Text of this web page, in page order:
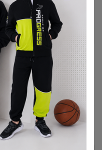
6.7K
~ 7 дней
5 лотов